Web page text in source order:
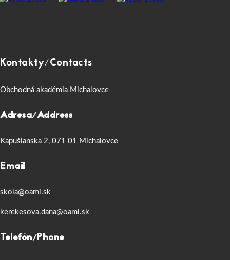
Kontakty/Contacts
Obchodná akadémia Michalovce
Adresa/Address
Kapušianska 2, 071 01 Michalovce
Email
skola@oami.sk
kerekesova.dana@oami.sk
Telefón/Phone